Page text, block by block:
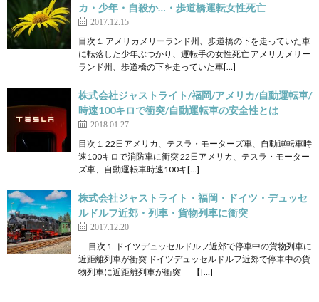
カ・少年・自殺か…・歩道橋運転女性死亡
2017.12.15
目次 1. アメリカメリーランド州、歩道橋の下を走っていた車
に転落した少年ぶつかり、運転手の女性死亡 アメリカメリー
ランド州、歩道橋の下を走っていた車[…]
株式会社ジャストライト/福岡/アメリカ/自動運転車/
時速100キロで衝突/自動運転車の安全性とは
2018.01.27
目次 1. 22日アメリカ、テスラ・モーターズ車、自動運転車時
速100キロで消防車に衝突 22日アメリカ、テスラ・モーター
ズ車、自動運転車時速100キ[…]
株式会社ジャストライト・福岡・ドイツ・デュッセ
ルドルフ近郊・列車・貨物列車に衝突
2017.12.20
目次 1. ドイツデュッセルドルフ近郊で停車中の貨物列車に
近距離列車が衝突 ドイツデュッセルドルフ近郊で停車中の貨
物列車に近距離列車が衝突 【[…]